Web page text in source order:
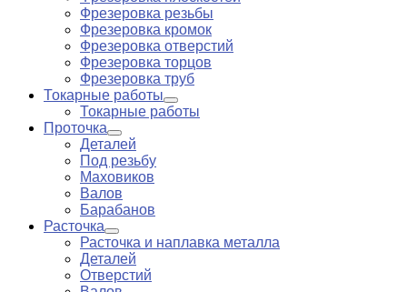
Фрезеровка резьбы
Фрезеровка кромок
Фрезеровка отверстий
Фрезеровка торцов
Фрезеровка труб
Токарные работы
Токарные работы
Проточка
Деталей
Под резьбу
Маховиков
Валов
Барабанов
Расточка
Расточка и наплавка металла
Деталей
Отверстий